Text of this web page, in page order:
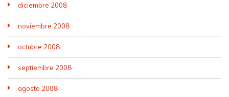
diciembre 2008
noviembre 2008
octubre 2008
septiembre 2008
agosto 2008